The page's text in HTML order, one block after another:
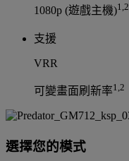
1080p (遊戲主機)1,2
支援
VRR
可變畫面刷新率1,2
選擇您的模式